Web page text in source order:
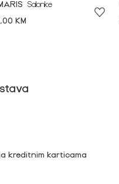
Salonke
KM
kreditnim karticama